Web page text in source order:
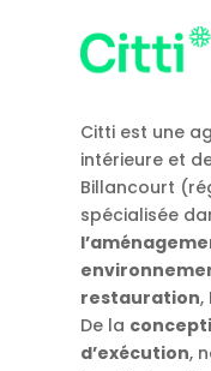
Citti est une
intérieure et
Billancourt
spécialisée
restauration,
De la
d’exécution,